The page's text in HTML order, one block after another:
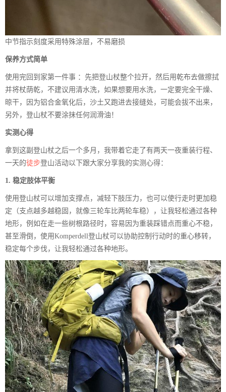
中节指示刻度采用特殊涂层，不易磨损
保养方式简单
使用完回到家第一件事 ：先把登山杖整个拉开，然后用乾布去做擦拭
并将杖荫乾，不建议用清水洗，如果想要用水洗，一定要完全干燥、
晾干，因为铝合金氧化后，沙土又跑进去接缝处，可能会拔不出来，
另外，登山杖不要涂抹任何润滑油！
实测心得
拿到这副登山杖之后一个多月，我带着它走了有两天一夜重装行程、
一天的徒步登山活动以下跟大家分享我的实测心得：
1. 稳定肢体平衡
使用登山杖可以增加支撑点，减轻下肢压力，也可以使行走时更加稳
定（支点越多越稳固，就像三轮车比两轮车稳），让我轻松通过各种
地形，例如在走一些树根路径时，容易因为重装踩错点而重心不稳，
甚至滑倒，使用Komperdell登山杖可以协助控制行动时的重心移转，
稳定每个步伐，让我轻松通过各种地形。